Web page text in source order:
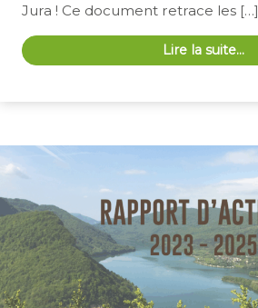
Jura ! Ce document retrace les […]
Lire la suite…